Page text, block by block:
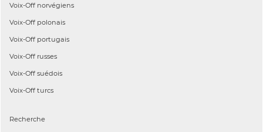
Voix-Off norvégiens
Voix-Off polonais
Voix-Off portugais
Voix-Off russes
Voix-Off suédois
Voix-Off turcs
Recherche